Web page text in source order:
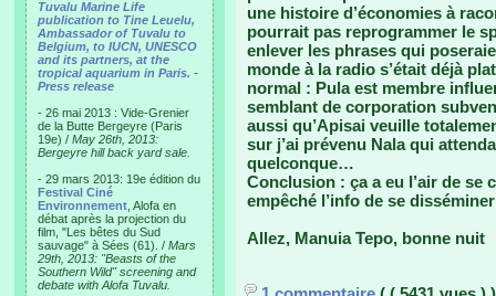
Tuvalu Marine Life
publication to Tine Leuelu,
Ambassador of Tuvalu to
Belgium, to IUCN, UNESCO
and its partners, at the
tropical aquarium in Paris. -
Press release
- 26 mai 2013 : Vide-Grenier
de la Butte Bergeyre (Paris
19e) / May 26th, 2013:
Bergeyre hill back yard sale.
- 29 mars 2013: 19e édition du
Festival Ciné
Environnement , Alofa en
débat après la projection du
film, "Les bêtes du Sud
sauvage" à Sées (61). / Mars
29th, 2013: "Beasts of the
Southern Wild" screening and
debate with Alofa Tuvalu.
une histoire d’économies à
pourrait pas reprogrammer le
enlever les phrases qui
monde à la radio s’était déjà
normal : Pula est membre
semblant de corporation
aussi qu’Apisai veuille
sur j’ai prévenu Nala qui
quelconque…
Conclusion : ça a eu l’air de se
empêché l’info de se
Allez, Manuia Tepo, bonne nuit